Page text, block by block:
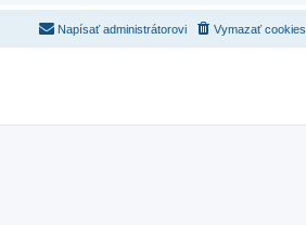
Vymazať cookies
Napísať administrátorovi